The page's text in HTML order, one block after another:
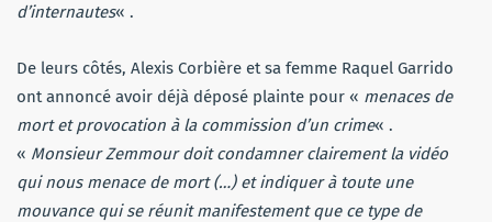
d’internautes« .
De leurs côtés, Alexis Corbière et sa femme Raquel Garrido
ont annoncé avoir déjà déposé plainte pour « menaces de
mort et provocation à la commission d’un crime« .
« Monsieur Zemmour doit condamner clairement la vidéo
qui nous menace de mort (…) et indiquer à toute une
mouvance qui se réunit manifestement que ce type de